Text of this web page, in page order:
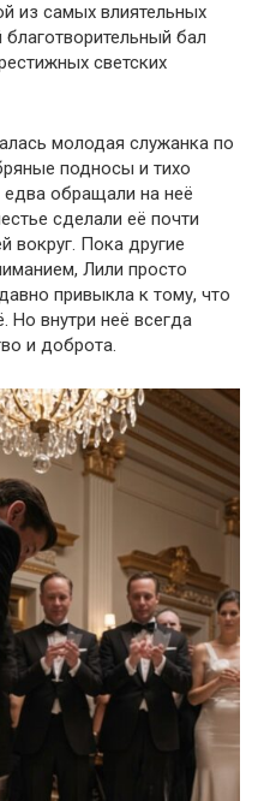
из самых влиятельных
бал
светских
молодая служанка по
подносы и тихо
едва обращали на неё
сделали её почти
вокруг. Пока другие
Лили просто
привыкла к тому, что
Но внутри неё всегда
и доброта.